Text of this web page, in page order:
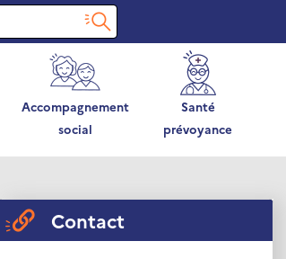
Accompagnement
social
Santé
prévoyance
Contact